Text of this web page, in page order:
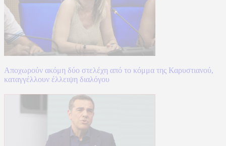
Αποχωρούν ακόμη δύο στελέχη από το κόμμα της Καρυστιανού,
καταγγέλλουν έλλειψη διαλόγου